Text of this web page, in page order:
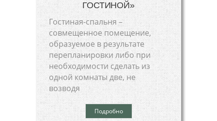
ГОСТИНОЙ»
Гостиная-спальня –
совмещенное помещение,
образуемое в результате
перепланировки либо при
необходимости сделать из
одной комнаты две, не
возводя
Подробно